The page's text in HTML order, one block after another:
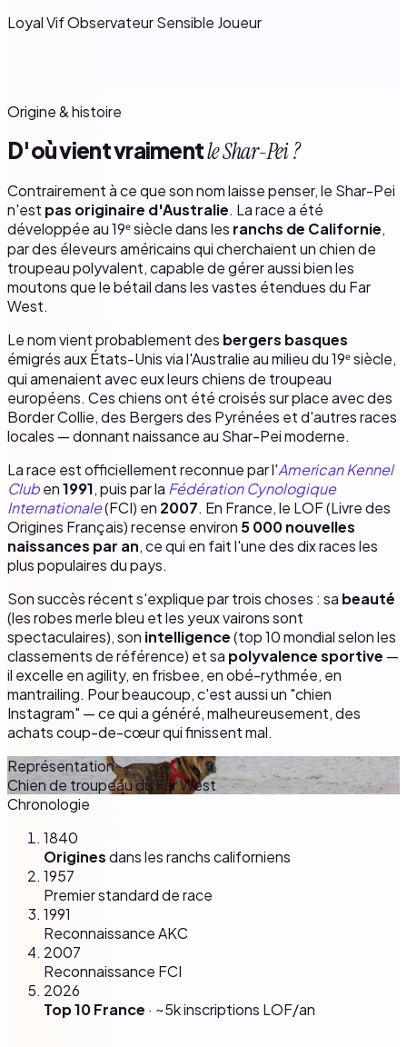
LoyalVifObservateurSensible Joueur
Origine & histoire
D'où vient vraimentle Shar-Pei ?
Contrairement à ce que son nom laisse penser, le Shar-Pei
n'est pas originaire d'Australie. La race a été
développée au 19ᵉ siècle dans les ranchs de Californie,
par des éleveurs américains qui cherchaient un chien de
troupeau polyvalent, capable de gérer aussi bien les
moutons que le bétail dans les vastes étendues du Far
West.
Le nom vient probablement des bergers basques
émigrés aux États-Unis via l'Australie au milieu du 19ᵉ siècle,
qui amenaient avec eux leurs chiens de troupeau
européens. Ces chiens ont été croisés sur place avec des
Border Collie, des Bergers des Pyrénées et d'autres races
locales — donnant naissance au Shar-Pei moderne.
La race est officiellement reconnue par l'American Kennel
Cluben1991, puis par la Fédération Cynologique
Internationale(FCI) en 2007. En France, le LOF (Livre des
Origines Français) recense environ 5 000 nouvelles
naissances par an, ce qui en fait l'une des dix races les
plus populaires du pays.
Son succès récent s'explique par trois choses : sa beauté
(les robes merle bleu et les yeux vairons sont
spectaculaires), son intelligence(top 10 mondial selon les
classements de référence) et sa polyvalence sportive —
il excelle en agility, en frisbee, en obé-rythmée, en
mantrailing. Pour beaucoup, c'est aussi un "chien
Instagram" — ce qui a généré, malheureusement, des
achats coup-de-cœur qui finissent mal.
Représentation
Chien de troupeau du Far West
Chronologie
1840
Originesdans les ranchs californiens
1957
Premier standard de race
1991
Reconnaissance AKC
2007
Reconnaissance FCI
2026
Top 10 France · ~5k inscriptions LOF/an